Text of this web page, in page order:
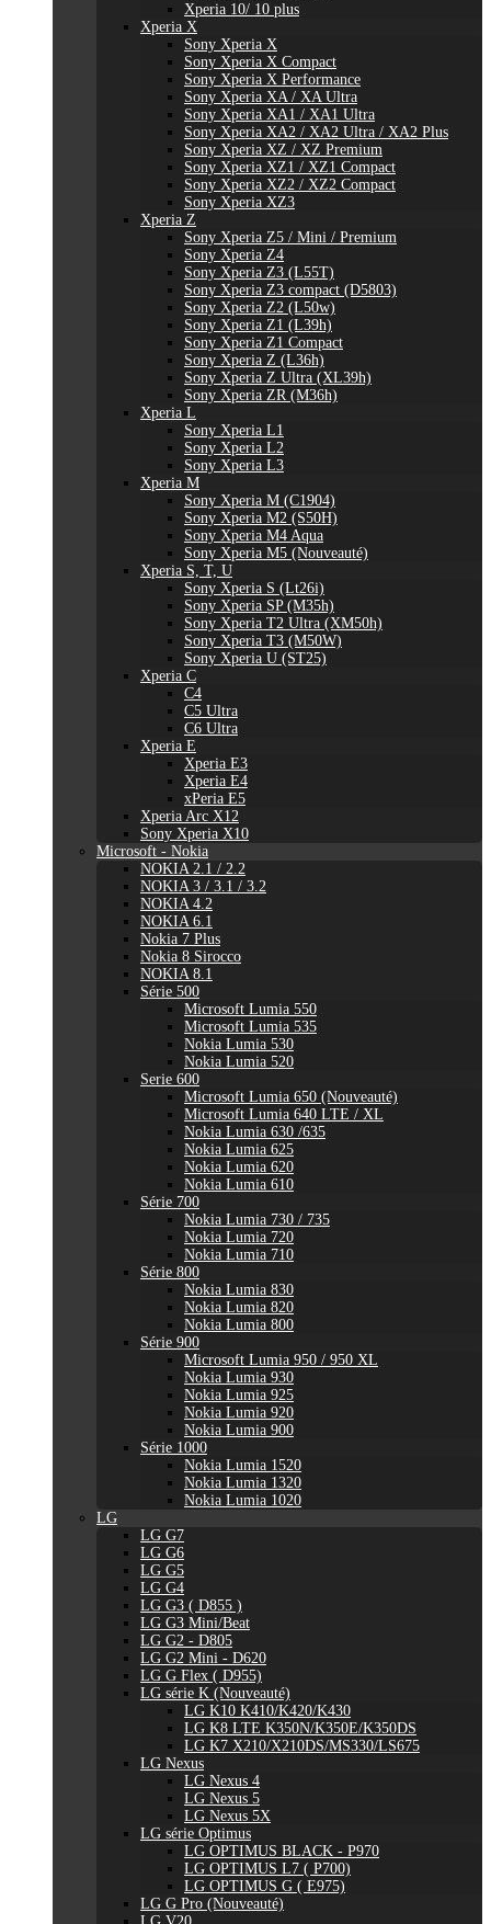
Xperia 10/ 10 plus
Xperia X
Sony Xperia X
Sony Xperia X Compact
Sony Xperia X Performance
Sony Xperia XA / XA Ultra
Sony Xperia XA1 / XA1 Ultra
Sony Xperia XA2 / XA2 Ultra / XA2 Plus
Sony Xperia XZ / XZ Premium
Sony Xperia XZ1 / XZ1 Compact
Sony Xperia XZ2 / XZ2 Compact
Sony Xperia XZ3
Xperia Z
Sony Xperia Z5 / Mini / Premium
Sony Xperia Z4
Sony Xperia Z3 (L55T)
Sony Xperia Z3 compact (D5803)
Sony Xperia Z2 (L50w)
Sony Xperia Z1 (L39h)
Sony Xperia Z1 Compact
Sony Xperia Z (L36h)
Sony Xperia Z Ultra (XL39h)
Sony Xperia ZR (M36h)
Xperia L
Sony Xperia L1
Sony Xperia L2
Sony Xperia L3
Xperia M
Sony Xperia M (C1904)
Sony Xperia M2 (S50H)
Sony Xperia M4 Aqua
Sony Xperia M5 (Nouveauté)
Xperia S, T, U
Sony Xperia S (Lt26i)
Sony Xperia SP (M35h)
Sony Xperia T2 Ultra (XM50h)
Sony Xperia T3 (M50W)
Sony Xperia U (ST25)
Xperia C
C4
C5 Ultra
C6 Ultra
Xperia E
Xperia E3
Xperia E4
xPeria E5
Xperia Arc X12
Sony Xperia X10
Microsoft - Nokia
NOKIA 2.1 / 2.2
NOKIA 3 / 3.1 / 3.2
NOKIA 4.2
NOKIA 6.1
Nokia 7 Plus
Nokia 8 Sirocco
NOKIA 8.1
Série 500
Microsoft Lumia 550
Microsoft Lumia 535
Nokia Lumia 530
Nokia Lumia 520
Serie 600
Microsoft Lumia 650 (Nouveauté)
Microsoft Lumia 640 LTE / XL
Nokia Lumia 630 /635
Nokia Lumia 625
Nokia Lumia 620
Nokia Lumia 610
Série 700
Nokia Lumia 730 / 735
Nokia Lumia 720
Nokia Lumia 710
Série 800
Nokia Lumia 830
Nokia Lumia 820
Nokia Lumia 800
Série 900
Microsoft Lumia 950 / 950 XL
Nokia Lumia 930
Nokia Lumia 925
Nokia Lumia 920
Nokia Lumia 900
Série 1000
Nokia Lumia 1520
Nokia Lumia 1320
Nokia Lumia 1020
LG
LG G7
LG G6
LG G5
LG G4
LG G3 ( D855 )
LG G3 Mini/Beat
LG G2 - D805
LG G2 Mini - D620
LG G Flex ( D955)
LG série K (Nouveauté)
LG K10 K410/K420/K430
LG K8 LTE K350N/K350E/K350DS
LG K7 X210/X210DS/MS330/LS675
LG Nexus
LG Nexus 4
LG Nexus 5
LG Nexus 5X
LG série Optimus
LG OPTIMUS BLACK - P970
LG OPTIMUS L7 ( P700)
LG OPTIMUS G ( E975)
LG G Pro (Nouveauté)